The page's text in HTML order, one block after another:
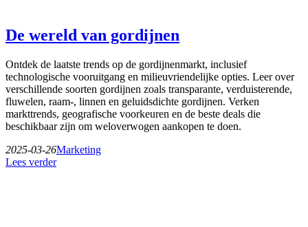
De wereld van gordijnen
Ontdek de laatste trends op de gordijnenmarkt, inclusief
technologische vooruitgang en milieuvriendelijke opties. Leer over
verschillende soorten gordijnen zoals transparante, verduisterende,
fluwelen, raam-, linnen en geluidsdichte gordijnen. Verken
markttrends, geografische voorkeuren en de beste deals die
beschikbaar zijn om weloverwogen aankopen te doen.
2025-03-26Marketing
Lees verder